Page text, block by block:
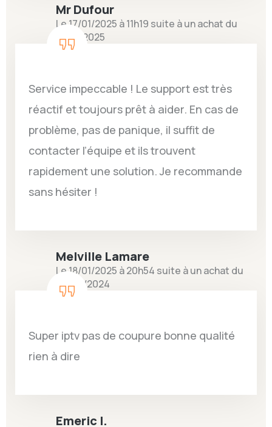
Mr Dufour
Le 17/01/2025 à 11h19 suite à un achat du
10/01/2025
Service impeccable ! Le support est très
réactif et toujours prêt à aider. En cas de
problème, pas de panique, il suffit de
contacter l’équipe et ils trouvent
rapidement une solution. Je recommande
sans hésiter !
Melville Lamare
Le 18/01/2025 à 20h54 suite à un achat du
03/09/2024
Super iptv pas de coupure bonne qualité
rien à dire
Emeric I.